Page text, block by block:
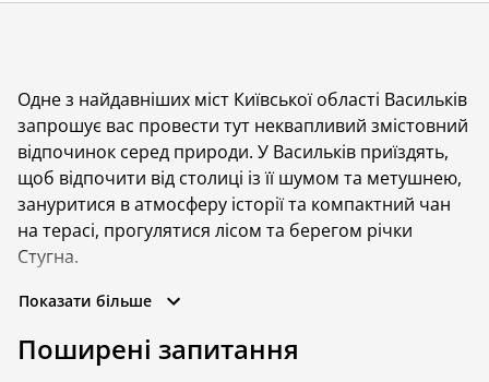
Одне з найдавніших міст Київської області Васильків
запрошує вас провести тут неквапливий змістовний
відпочинок серед природи. У Васильків приїздять,
щоб відпочити від столиці із її шумом та метушнею,
зануритися в атмосферу історії та компактний чан
на терасі, прогулятися лісом та берегом річки
Стугна.
Васильків — компактне містечко з усіма перевагами
густою тінню і цікавими пам'ятками архітектури, що
Показати більше
Поширені запитання